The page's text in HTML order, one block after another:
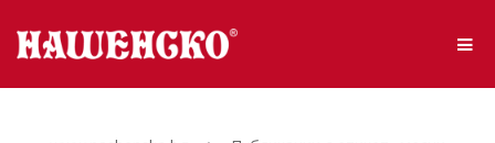
Skip to navigation
Skip to content